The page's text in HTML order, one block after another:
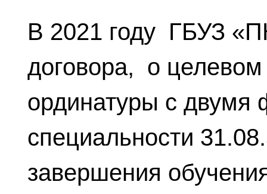
В 2021 году ГБУЗ
договора, о
ординатуры с двумя
специальности
завершения